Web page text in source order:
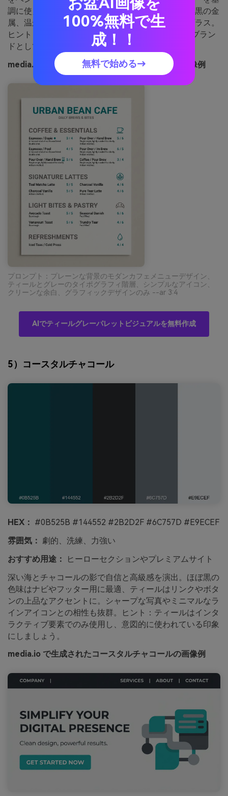
調に使えば現代的で都会的な雰囲気に。明るい木、黒の金
属、温かみのある照明と組み合わせて、温もりをプラス。
ヒント：ティールはサインやメニューに2回使い、ブラン
ドとしての一貫性を出しましょう。
media.io で生成されたユーカリコンクリートの画像例
プロンプト：プレーンな背景のモダンカフェメニューデザイン、
ティールとグレーのタイポグラフィ階層、シンプルなアイコン、
クリーンな余白、グラフィックデザインのみ --ar 3:4
AIでティールグレーパレットビジュアルを無料作成
5）コースタルチャコール
HEX： #0B525B #144552 #2B2D2F #6C757D #E9ECEF
雰囲気： 劇的、洗練、力強い
おすすめ用途：
ヒーローセクションやプレミアムサイト
深い海とチャコールの影で自信と高級感を演出。ほぼ黒の
色味はナビやフッター用に最適、ティールはリンクやボタ
ンの上品なアクセントに。シャープな写真やミニマルなラ
インアイコンとの相性も抜群。ヒント：ティールはインタ
ラクティブ要素でのみ使用し、意図的に使われている印象
にしましょう。
media.io で生成されたコースタルチャコールの画像例
100%無料で生
成！！
無料で始める→